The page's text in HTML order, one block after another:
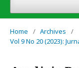
Home / Archives
/
Vol 9 No 20 (2023):